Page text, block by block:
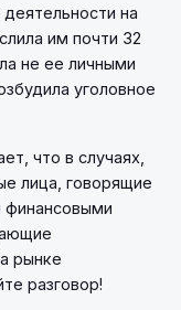
на
им почти 32
не ее личными
уголовное
что в случаях,
лица, говорящие
финансовыми
рынке
разговор!